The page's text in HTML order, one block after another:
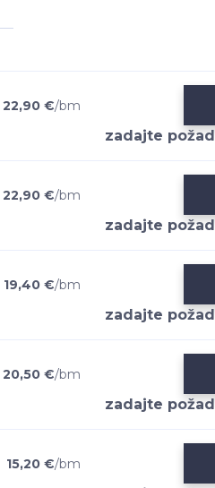
22,90 €/bm
22,90 €/bm
19,40 €/bm
20,50 €/bm
15,20 €/bm